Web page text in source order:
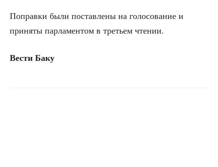
Поправки были поставлены на голосование и
приняты парламентом в третьем чтении.
Вести Баку